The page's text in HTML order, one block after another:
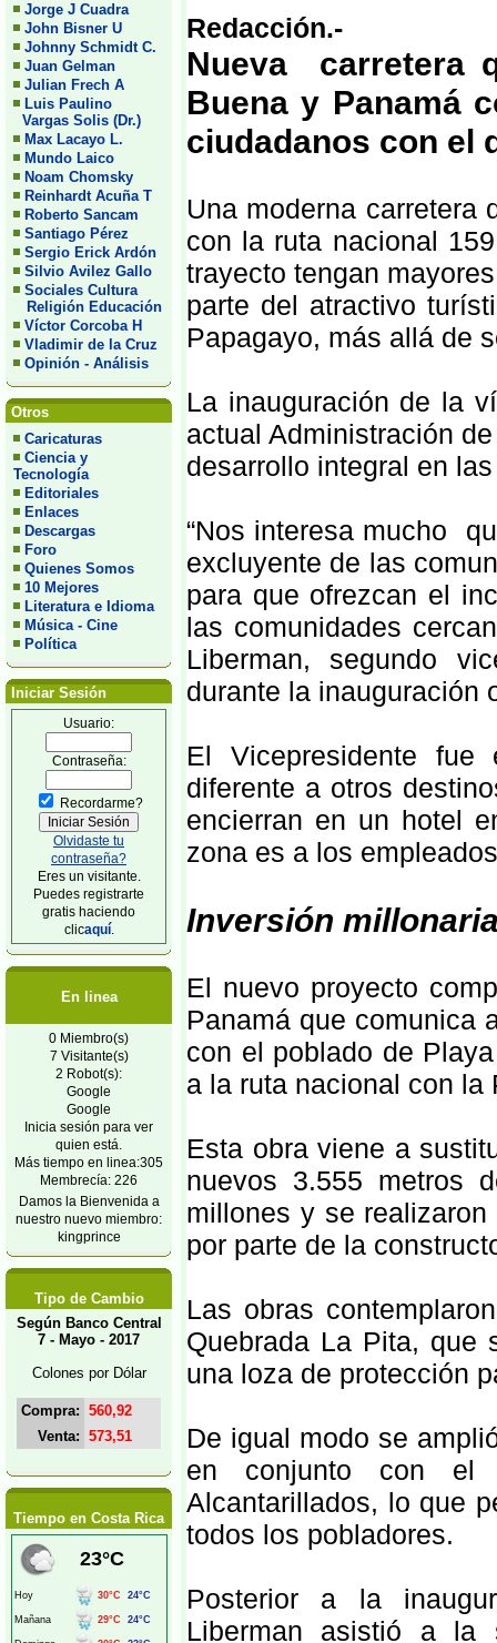
Jorge J Cuadra
John Bisner U
Johnny Schmidt C.
Juan Gelman
Julian Frech A
Luis Paulino
Vargas Solis (Dr.)
Max Lacayo L.
Mundo Laico
Noam Chomsky
Reinhardt Acuña T
Roberto Sancam
Santiago Pérez
Sergio Erick Ardón
Silvio Avilez Gallo
Sociales Cultura
Religión Educación
Víctor Corcoba H
Vladimir de la Cruz
Opinión - Análisis
Otros
Caricaturas
Ciencia y
Tecnología
Editoriales
Enlaces
Descargas
Foro
Quienes Somos
10 Mejores
Literatura e Idioma
Música - Cine
Política
Iniciar Sesión
Usuario:
Contraseña:
Recordarme?
Olvidaste tu
contraseña?
Eres un visitante.
Puedes registrarte
gratis haciendo
clicaquí.
En linea
0 Miembro(s)
7 Visitante(s)
2 Robot(s):
Google
Google
Inicia sesión para ver
quien está.
Más tiempo en linea:305
Membrecía: 226
Damos la Bienvenida a
nuestro nuevo miembro:
kingprince
Tipo de Cambio
Según Banco Central
7 - Mayo - 2017
Colones por Dólar
Compra: 560,92
Venta: 573,51
Tiempo en Costa Rica
Redacción.-
Nueva carretera
Buena y Panamá
ciudadanos con el
Una moderna carretera
con la ruta nacional
trayecto tengan
parte del atractivo
Papagayo, más allá de
La inauguración de la
actual Administración
desarrollo integral en
“Nos interesa mucho
excluyente de las
para que ofrezcan el
las comunidades
Liberman, segundo
durante la inauguración
El Vicepresidente
diferente a otros
encierran en un hotel
zona es a los
Inversión
El nuevo proyecto
Panamá que comunica
con el poblado de
a la ruta nacional con la
Esta obra viene a
nuevos 3.555 metros
millones y se
por parte de la
Las obras
Quebrada La Pita, que
una loza de protección
De igual modo se
en conjunto con el
Alcantarillados, lo que
todos los pobladores.
Posterior a la
Liberman asistió a la